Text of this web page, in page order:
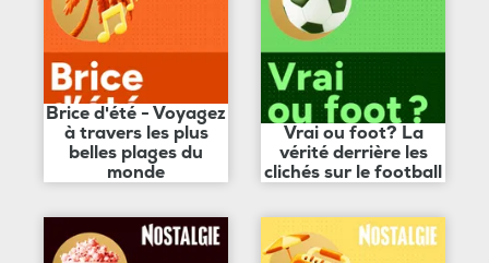
Brice d'été - Voyagez
à travers les plus
belles plages du
monde
Vrai ou foot? La
vérité derrière les
clichés sur le football